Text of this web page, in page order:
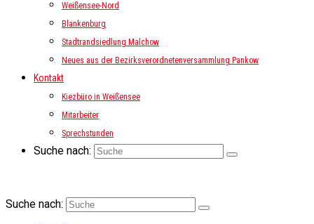
Weißensee-Nord
Blankenburg
Stadtrandsiedlung Malchow
Neues aus der Bezirksverordnetenversammlung Pankow
Kontakt
Kiezbüro in Weißensee
Mitarbeiter
Sprechstunden
Suche nach:
Suche nach: